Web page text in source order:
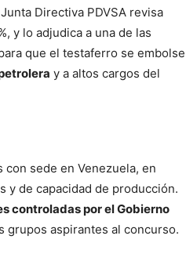
Directiva PDVSA revisa
y lo adjudica a una de las
que el testaferro se embolse
y a altos cargos del
con sede en Venezuela, en
y de capacidad de producción.
controladas por el Gobierno
grupos aspirantes al concurso.